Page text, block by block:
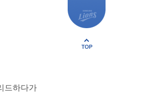
드하다가